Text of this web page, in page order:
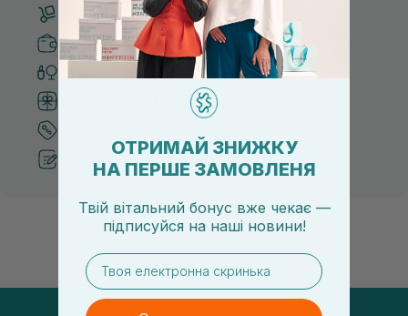
Безкоштовна доставка від 3000 UAH
Безпечні способи оплати
Тільки оригінальна косметика
Система бонусів та лояльності
Рекомендації від косметологів
ОТРИМАЙ ЗНИЖКУ
НА ПЕРШЕ ЗАМОВЛЕНЯ
Твій вітальний бонус вже чекає —
підписуйся на наші новини!
email